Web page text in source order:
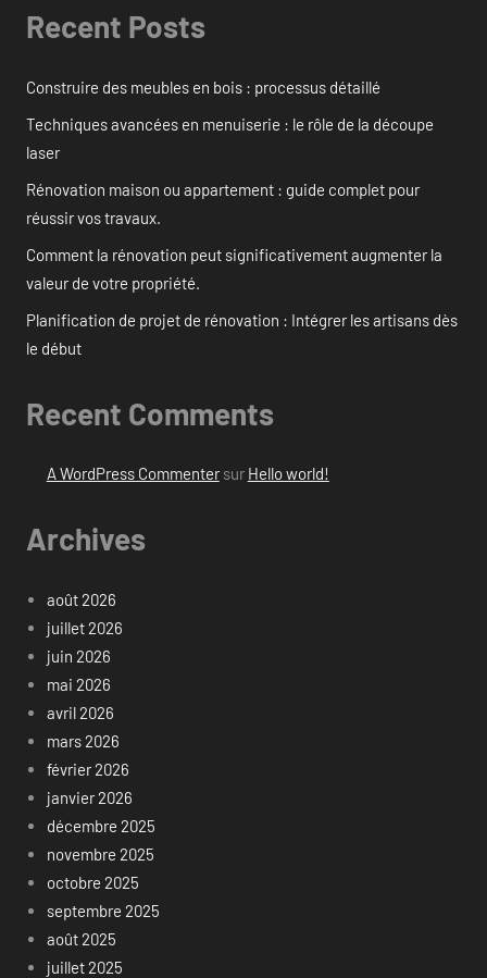
Recent Posts
Construire des meubles en bois : processus détaillé
Techniques avancées en menuiserie : le rôle de la découpe
laser
Rénovation maison ou appartement : guide complet pour
réussir vos travaux.
Comment la rénovation peut significativement augmenter la
valeur de votre propriété.
Planification de projet de rénovation : Intégrer les artisans dès
le début
Recent Comments
A WordPress Commentersur Hello world!
Archives
août 2026
juillet 2026
juin 2026
mai 2026
avril 2026
mars 2026
février 2026
janvier 2026
décembre 2025
novembre 2025
octobre 2025
septembre 2025
août 2025
juillet 2025